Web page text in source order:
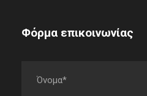
Φόρμα επικοινωνίας